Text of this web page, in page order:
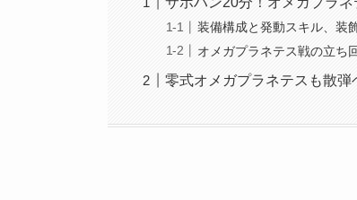
装備構成と発動スキル、装
オメガプラネテス戦の立ち
零式オメガプラネテスも散弾